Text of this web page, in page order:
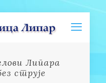
Липара
струје